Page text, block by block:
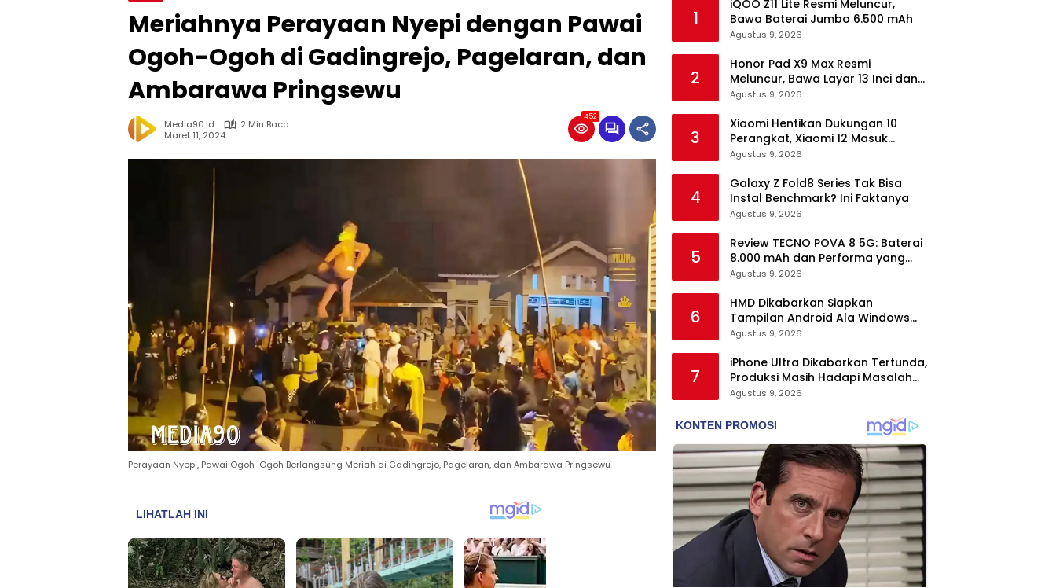
Meriahnya Perayaan Nyepi dengan Pawai
Ogoh-Ogoh di Gadingrejo, Pagelaran, dan
Ambarawa Pringsewu
Media90.id
2 Min Baca
Maret 11, 2024
452
Perayaan Nyepi, Pawai Ogoh-Ogoh Berlangsung Meriah di Gadingrejo, Pagelaran, dan Ambarawa Pringsewu
1
iQOO Z11 Lite Resmi Meluncur,
Bawa Baterai Jumbo 6.500 mAh
Agustus 9, 2026
2
Honor Pad X9 Max Resmi
Meluncur, Bawa Layar 13 Inci dan
Baterai 10.100 mAh
Agustus 9, 2026
3
Xiaomi Hentikan Dukungan 10
Perangkat, Xiaomi 12 Masuk
Daftar
Agustus 9, 2026
4
Galaxy Z Fold8 Series Tak Bisa
Instal Benchmark? Ini Faktanya
Agustus 9, 2026
5
Review TECNO POVA 8 5G: Baterai
8.000 mAh dan Performa yang
Masih Mantap di 2026
Agustus 9, 2026
6
HMD Dikabarkan Siapkan
Tampilan Android Ala Windows
Phone
Agustus 9, 2026
7
iPhone Ultra Dikabarkan Tertunda,
Produksi Masih Hadapi Masalah
Engsel dan Layar
Agustus 9, 2026